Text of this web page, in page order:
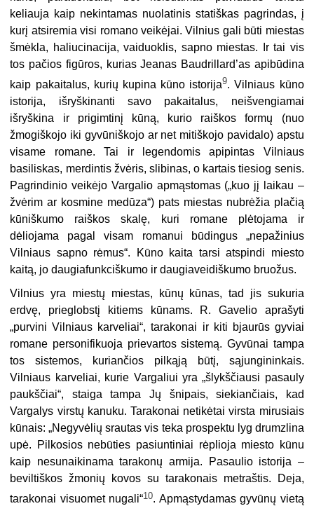
keliauja kaip nekintamas nuolatinis statiškas pagrindas, į
kurį atsiremia visi romano veikėjai. Vilnius gali būti miestas
šmėkla, haliucinacija, vaiduoklis, sapno miestas. Ir tai vis
tos pačios figūros, kurias Jeanas Baudrillard’as apibūdina
kaip pakaitalus, kurių kupina kūno istorija9. Vilniaus kūno
istorija, išryškinanti savo pakaitalus, neišvengiamai
išryškina ir prigimtinį kūną, kurio raiškos formų (nuo
žmogiškojo iki gyvūniškojo ar net mitiškojo pavidalo) apstu
visame romane. Tai ir legendomis apipintas Vilniaus
basiliskas, merdintis žvėris, slibinas, o kartais tiesiog senis.
Pagrindinio veikėjo Vargalio apmąstomas („kuo jį laikau –
žvėrim ar kosmine medūza“) pats miestas nubrėžia plačią
kūniškumo raiškos skalę, kuri romane plėtojama ir
dėliojama pagal visam romanui būdingus „nepažinius
Vilniaus sapno rėmus“. Kūno kaita tarsi atspindi miesto
kaitą, jo daugiafunkciškumo ir daugiaveidiškumo bruožus.
Vilnius yra miestų miestas, kūnų kūnas, tad jis sukuria
erdvę, prieglobstį kitiems kūnams. R. Gavelio aprašyti
„purvini Vilniaus karveliai“, tarakonai ir kiti bjaurūs gyviai
romane personifikuoja prievartos sistemą. Gyvūnai tampa
tos sistemos, kuriančios pilkąją būtį, sąjungininkais.
Vilniaus karveliai, kurie Vargaliui yra „šlykščiausi pasauly
paukščiai“, staiga tampa Jų šnipais, siekiančiais, kad
Vargalys virstų kanuku. Tarakonai netikėtai virsta mirusiais
kūnais: „Negyvėlių srautas vis teka prospektu lyg drumzlina
upė. Pilkosios nebūties pasiuntiniai rėplioja miesto kūnu
kaip nesunaikinama tarakonų armija. Pasaulio istorija –
beviltiškos žmonių kovos su tarakonais metraštis. Deja,
tarakonai visuomet nugali“10. Apmąstydamas gyvūnų vietą